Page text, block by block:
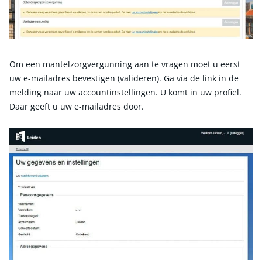
Om een mantelzorgvergunning aan te vragen moet u eerst
uw e-mailadres bevestigen (valideren). Ga via de link in de
melding naar uw accountinstellingen. U komt in uw profiel.
Daar geeft u uw e-mailadres door.